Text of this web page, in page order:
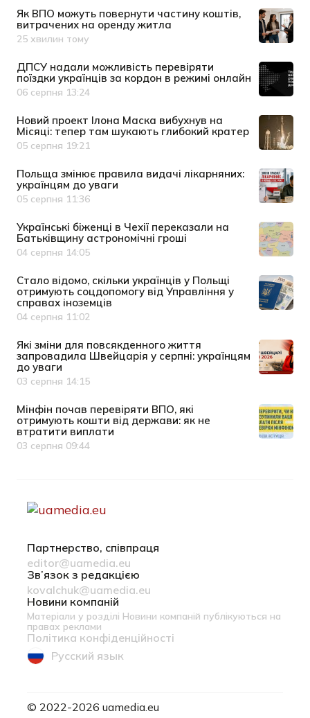
Як ВПО можуть повернути частину коштів,
витрачених на оренду житла
Дата публікації
25 хвилин тому
ДПСУ надали можливість перевіряти
поїздки українців за кордон в режимі онлайн
Дата публікації
06 серпня 13:24
Новий проект Ілона Маска вибухнув на
Місяці: тепер там шукають глибокий кратер
Дата публікації
05 серпня 19:21
Польща змінює правила видачі лікарняних:
українцям до уваги
Дата публікації
05 серпня 11:36
Українські біженці в Чехії переказали на
Батьківщину астрономічні гроші
Дата публікації
04 серпня 14:05
Cтало відомо, скільки українців у Польщі
отримують соцдопомогу від Управління у
справах іноземців
Дата публікації
04 серпня 11:02
Які зміни для повсякденного життя
запровадила Швейцарія у серпні: українцям
до уваги
Дата публікації
03 серпня 14:15
Мінфін почав перевіряти ВПО, які
отримують кошти від держави: як не
втратити виплати
Дата публікації
03 серпня 09:44
Партнерство, співпраця
editor@uamedia.eu
Зв’язок з редакцією
kovalchuk@uamedia.eu
Новини компаній
Матеріали у розділі Новини компаній публікуються на
правах реклами
Політика конфіденційності
Русский язык
© 2022-2026 uamedia.eu